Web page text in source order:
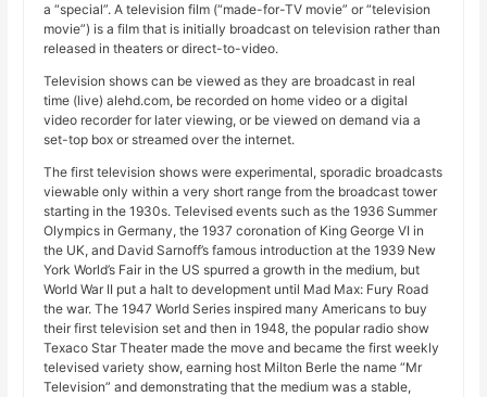
a “special”. A television film (“made-for-TV movie” or “television
movie”) is a film that is initially broadcast on television rather than
released in theaters or direct-to-video.
Television shows can be viewed as they are broadcast in real
time (live) alehd.com, be recorded on home video or a digital
video recorder for later viewing, or be viewed on demand via a
set-top box or streamed over the internet.
The first television shows were experimental, sporadic broadcasts
viewable only within a very short range from the broadcast tower
starting in the 1930s. Televised events such as the 1936 Summer
Olympics in Germany, the 1937 coronation of King George VI in
the UK, and David Sarnoff’s famous introduction at the 1939 New
York World’s Fair in the US spurred a growth in the medium, but
World War II put a halt to development until Mad Max: Fury Road
the war. The 1947 World Series inspired many Americans to buy
their first television set and then in 1948, the popular radio show
Texaco Star Theater made the move and became the first weekly
televised variety show, earning host Milton Berle the name “Mr
Television” and demonstrating that the medium was a stable,